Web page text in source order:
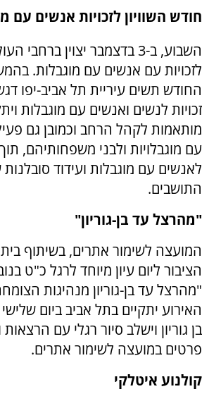
חודש השוויון לזכויות אנשים עם
השבוע, ב-3 בדצמבר יצוין
לזכויות עם אנשים עם מוגבלות.
החודש תשים עיריית תל אביב-יפו
זכויות לנשים ואנשים עם מוגבלות
מותאמות לקהל הרחב וכמובן גם
עם מוגבלויות ולבני משפחותיהם,
לאנשים עם מוגבלות ועידוד
התושבים.
"מהרצל עד בן-גוריון"
המועצה לשימור אתרים, בשיתוף בית
הציבור ליום עיון מיוחד לרגל כ"ט
"מהרצל עד בן-גוריון מנהיגות
בן גוריון וישלב סיור רגלי עם
פרטים במועצה לשימור אתרים.
קולנוע איטלקי